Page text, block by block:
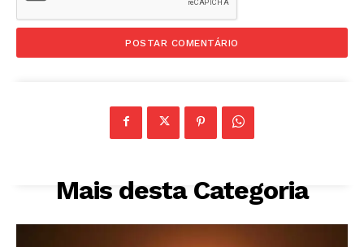
Mais desta Categoria